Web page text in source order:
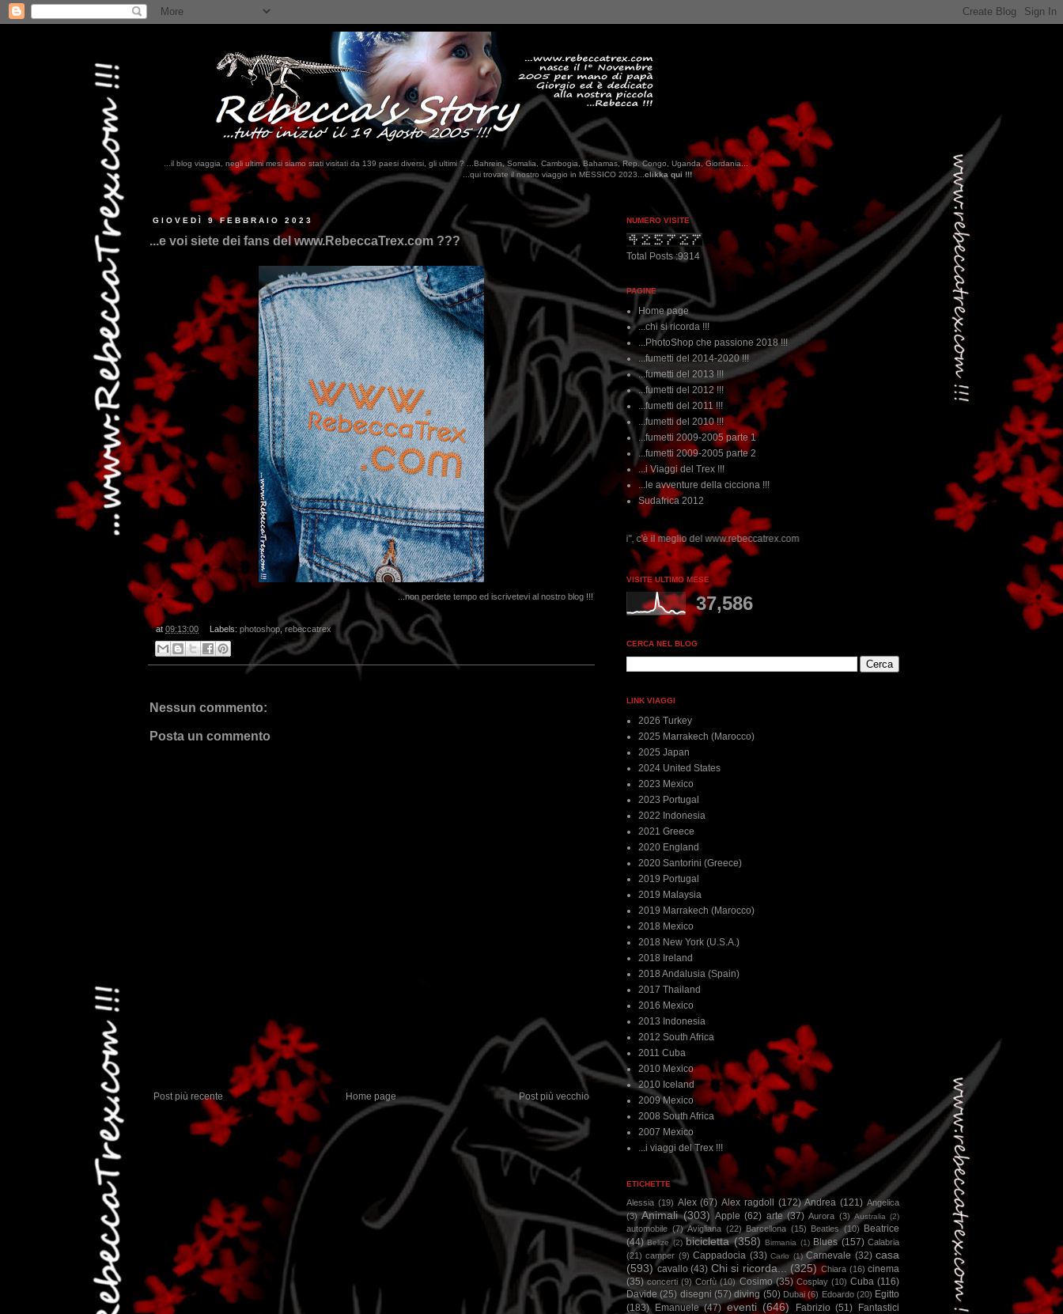
...il blog viaggia, negli ultimi mesi siamo stati visitati da 139 paesi diversi, gli ultimi ? ...Bahrein, Somalia, Cambogia, Bahamas, Rep. Congo, Uganda, Giordania...
...qui trovate il nostro viaggio in MESSICO 2023...clikka qui !!!
GIOVEDÌ 9 FEBBRAIO 2023
...e voi siete dei fans del www.RebeccaTrex.com ???
...non perdete tempo ed iscrivetevi al nostro blog !!!
at 09:13:00 Labels: photoshop,rebeccatrex
Nessun commento:
Posta un commento
Post più recente Post più vecchio
Home page
NUMERO VISITE
Total Posts :9314
PAGINE
Home page
...chi si ricorda !!!
...PhotoShop che passione 2018 !!!
...fumetti del 2014-2020 !!!
...fumetti del 2013 !!!
...fumetti del 2012 !!!
...fumetti del 2011 !!!
...fumetti del 2010 !!!
...fumetti 2009-2005 parte 1
...fumetti 2009-2005 parte 2
...i Viaggi del Trex !!!
...le avventure della cicciona !!!
Sudafrica 2012
...dai non perdere tempo, clikka "qui", c'è il meglio del www.rebeccatrex.com
VISITE ULTIMO MESE
37,586
CERCA NEL BLOG
LINK VIAGGI
2026 Turkey
2025 Marrakech (Marocco)
2025 Japan
2024 United States
2023 Mexico
2023 Portugal
2022 Indonesia
2021 Greece
2020 England
2020 Santorini (Greece)
2019 Portugal
2019 Malaysia
2019 Marrakech (Marocco)
2018 Mexico
2018 New York (U.S.A.)
2018 Ireland
2018 Andalusia (Spain)
2017 Thailand
2016 Mexico
2013 Indonesia
2012 South Africa
2011 Cuba
2010 Mexico
2010 Iceland
2009 Mexico
2008 South Africa
2007 Mexico
...i viaggi del Trex !!!
ETICHETTE
Alessia (19) Alex (67) Alex ragdoll (172) Andrea (121) Angelica
(3) Animali (303) Apple (62) arte (37) Aurora (3) Australia (2)
automobile (7) Avigliana (22) Barcellona (15) Beatles (10)
Beatrice
(44) Belize (2) bicicletta (358) Birmania (1) Blues (157) Calabria
(21) camper (9) Cappadocia (33) Carlo (1) Carnevale (32) casa
(593) cavallo (43) Chi si ricorda... (325) Chiara (16) cinema
(35) concerti (9) Corfù (10) Cosimo (35) Cosplay (10) Cuba (116)
Davide (25) disegni (57) diving (50) Dubai (6) Edoardo (20) Egitto
(183)
Emanuele (47) eventi (646) Fabrizio (51)
Fantastici